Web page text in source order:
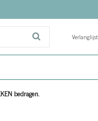
Verlanglijst
bedragen.